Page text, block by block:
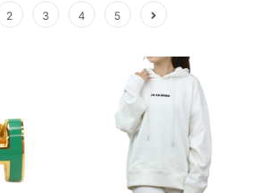
2 3 4 5